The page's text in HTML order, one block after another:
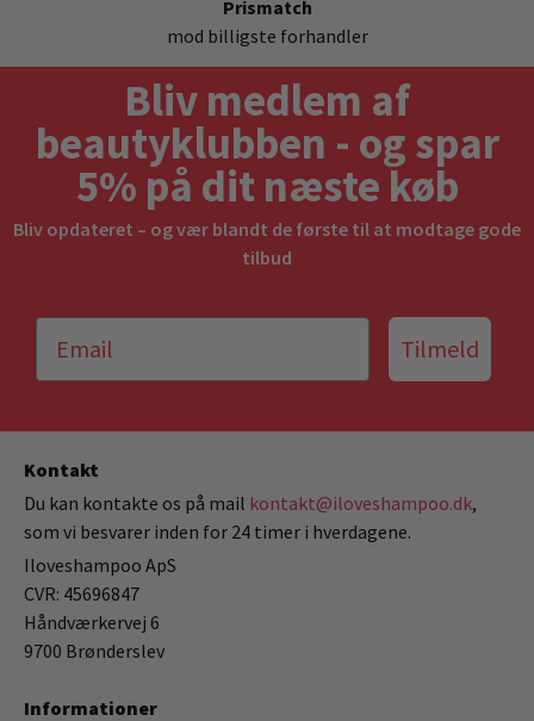
Prismatch
mod billigste forhandler
Bliv medlem af
beautyklubben - og spar
5% på dit næste køb
Bliv opdateret – og vær blandt de første til at modtage gode
tilbud
Tilmeld
Kontakt
Du kan kontakte os på mail kontakt@iloveshampoo.dk,
som vi besvarer inden for 24 timer i hverdagene.
Iloveshampoo ApS
CVR: 45696847
Håndværkervej 6
9700 Brønderslev
Informationer